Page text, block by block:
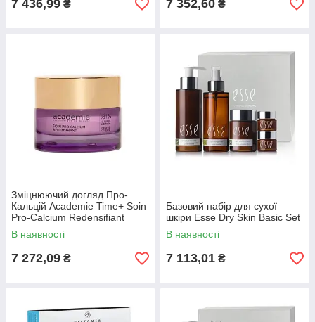
7 436,99 ₴ 7 352,60 ₴
Зміцнюючий догляд Про-
Кальцій Academie Time+ Soin
Pro-Calcium Redensifiant
В наявності
7 272,09 ₴
Базовий набір для сухої
шкіри Esse Dry Skin Basic Set
В наявності
7 113,01 ₴